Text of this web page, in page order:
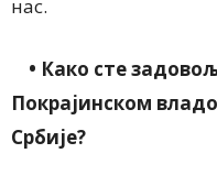
нас.
• Како сте
Покрајинском
Србије?